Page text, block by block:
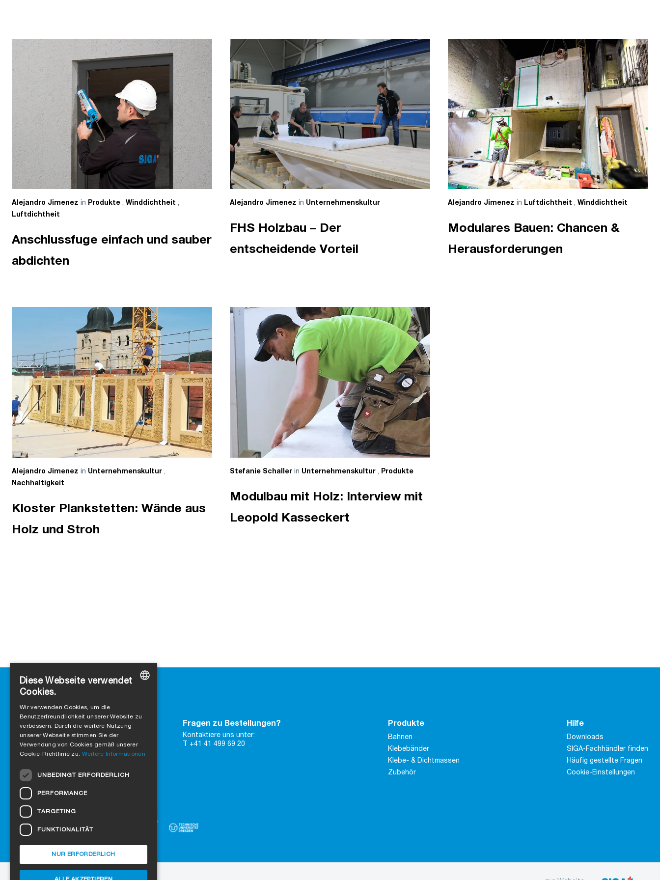
Alejandro Jimenez in Produkte , Winddichtheit ,
Luftdichtheit
Anschlussfuge einfach und sauber
abdichten
Alejandro Jimenez in Unternehmenskultur
FHS Holzbau – Der
entscheidende Vorteil
Alejandro Jimenez in Luftdichtheit , Winddichtheit
Modulares Bauen: Chancen &
Herausforderungen
Alejandro Jimenez in Unternehmenskultur ,
Nachhaltigkeit
Kloster Plankstetten: Wände aus
Holz und Stroh
Stefanie Schallerin Unternehmenskultur , Produkte
Modulbau mit Holz: Interview mit
Leopold Kasseckert
Kontakt
SIGA
Rütmattstrasse 7
CH-6017 Ruswil
zu Google Maps
Kontaktformular
Fragen zu Bestellungen?
Kontaktiere uns unter:
T +41 41 499 69 20
Produkte
Bahnen
Klebebänder
Klebe- & Dichtmassen
Zubehör
Hilfe
Downloads
SIGA-Fachhändler finden
Häufig gestellte Fragen
Cookie-Einstellungen
Vertraue auf zertifizierte Qualität
ENGLISH
FRENCH
DANISH
Diese Webseite verwendet
Cookies.
Wir verwenden Cookies, um die
Benutzerfreundlichkeit unserer Website zu
verbessern. Durch die weitere Nutzung
unserer Webseite stimmen Sie der
Verwendung von Cookies gemäß unserer
Cookie-Richtlinie zu. Weitere Informationen
UNBEDINGT ERFORDERLICH
PERFORMANCE
TARGETING
FUNKTIONALITÄT
NUR ERFORDERLICH